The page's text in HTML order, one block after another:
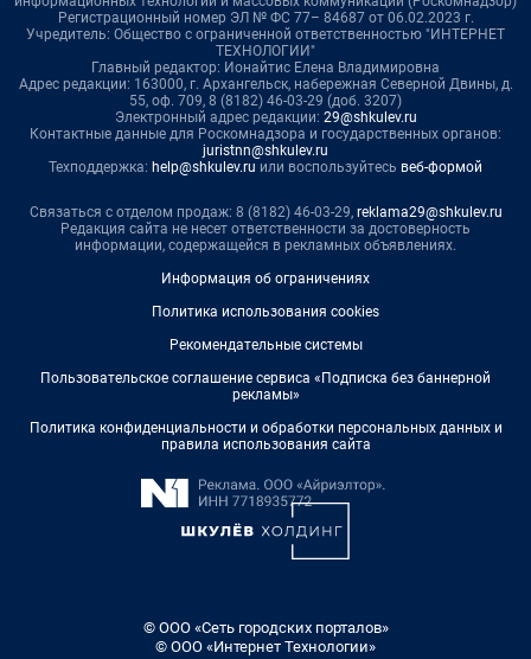
Регистрационный номер ЭЛ № ФС 77– 84687 от 06.02.2023 г.
Учредитель: Общество с ограниченной ответственностью "ИНТЕРНЕТ
ТЕХНОЛОГИИ"
Главный редактор: Ионайтис Елена Владимировна
Адрес редакции: 163000, г. Архангельск, набережная Северной Двины, д.
55, оф. 709, 8 (8182) 46-03-29 (доб. 3207)
Электронный адрес редакции: 29@shkulev.ru
Контактные данные для Роскомнадзора и государственных органов:
juristnn@shkulev.ru
Техподдержка: help@shkulev.ru или воспользуйтесь веб-формой
Связаться с отделом продаж: 8 (8182) 46-03-29, reklama29@shkulev.ru
Редакция сайта не несет ответственности за достоверность
информации, содержащейся в рекламных объявлениях.
Информация об ограничениях
Политика использования cookies
Рекомендательные системы
Пользовательское соглашение сервиса «Подписка без баннерной
рекламы»
Политика конфиденциальности и обработки персональных данных и
правила использования сайта
© ООО «Сеть городских порталов»
© ООО «Интернет Технологии»